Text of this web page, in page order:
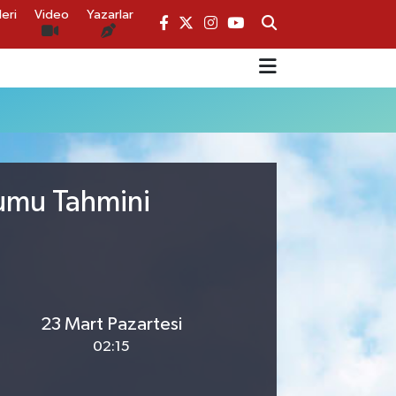
Video Yazarlar
Tahmini
23 Mart Pazartesi
02:15